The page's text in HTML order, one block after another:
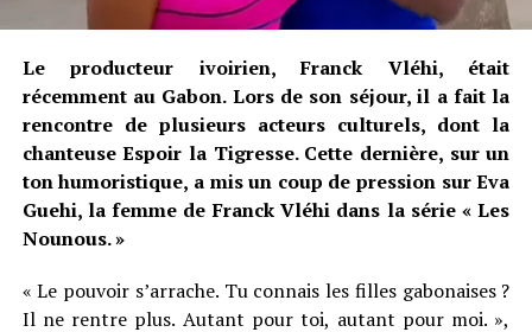
Le producteur ivoirien, Franck Vléhi, était
récemment au Gabon. Lors de son séjour, il a fait la
rencontre de plusieurs acteurs culturels, dont la
chanteuse Espoir la Tigresse. Cette dernière, sur un
ton humoristique, a mis un coup de pression sur Eva
Guehi, la femme de Franck Vléhi dans la série « Les
Nounous. »
« Le pouvoir s’arrache. Tu connais les filles gabonaises ?
Il ne rentre plus. Autant pour toi, autant pour moi. »,